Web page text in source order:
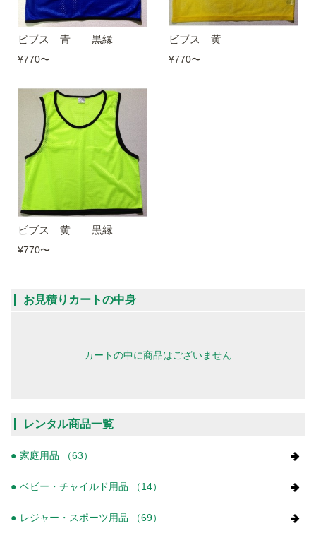
ビブス 青 黒縁
¥770〜
ビブス 黄
¥770〜
ビブス 黄 黒縁
¥770〜
お見積りカートの中身
カートの中に商品はございません
レンタル商品一覧
家庭用品 （63）
ベビー・チャイルド用品 （14）
レジャー・スポーツ用品 （69）